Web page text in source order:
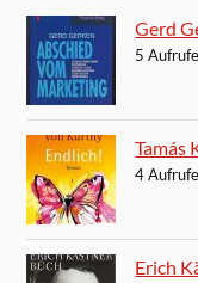
Gerd
5 Aufrufe
Tamás
4 Aufrufe
Erich